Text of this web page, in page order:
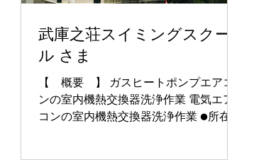
武庫之荘スイミングスクー
ル さま
【 概要 】 ガスヒートポンプエアコ
ンの室内機熱交換器洗浄作業 電気エア
コンの室内機熱交換器洗浄作業 ●所在